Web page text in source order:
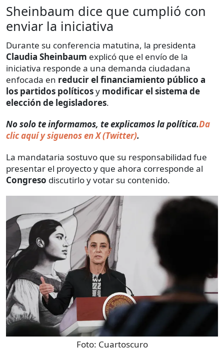
Sheinbaum dice que cumplió con
enviar la iniciativa
Durante su conferencia matutina, la presidenta
Claudia Sheinbaum explicó que el envío de la
iniciativa responde a una demanda ciudadana
enfocada en reducir el financiamiento público a
los partidos políticosy modificar el sistema de
elección de legisladores.
​​No solo te informamos, te explicamos la política.Da
clic aquí y siguenos en X (Twitter).
La mandataria sostuvo que su responsabilidad fue
presentar el proyecto y que ahora corresponde al
Congreso discutirlo y votar su contenido.
Foto: Cuartoscuro